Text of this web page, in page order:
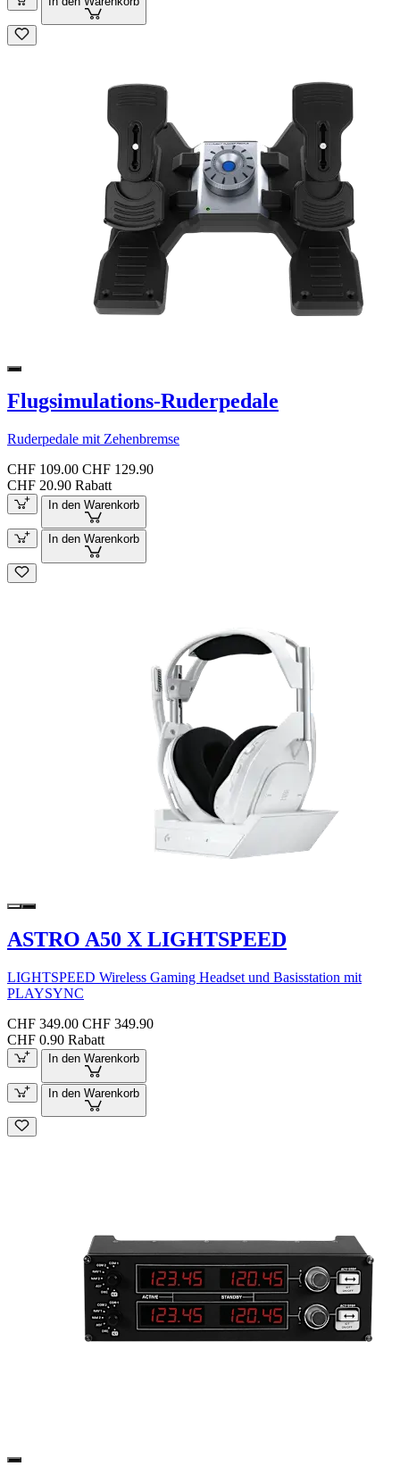
Flugsimulations-Ruderpedale
Ruderpedale mit Zehenbremse
CHF 109.00 CHF 129.90
CHF 20.90 Rabatt
In den Warenkorb
In den Warenkorb
ASTRO A50 X LIGHTSPEED
LIGHTSPEED Wireless Gaming Headset und Basisstation mit
PLAYSYNC
CHF 349.00 CHF 349.90
CHF 0.90 Rabatt
In den Warenkorb
In den Warenkorb